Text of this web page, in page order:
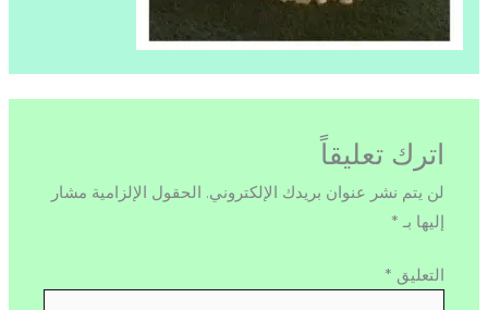
اترك تعليقاً
لن يتم نشر عنوان بريدك الإلكتروني. الحقول الإلزامية مشار
إليها بـ *
التعليق *